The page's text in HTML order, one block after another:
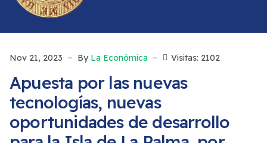
Nov 21, 2023 By La Económica Visitas: 2102
Apuesta por las nuevas
tecnologías, nuevas
oportunidades de desarrollo